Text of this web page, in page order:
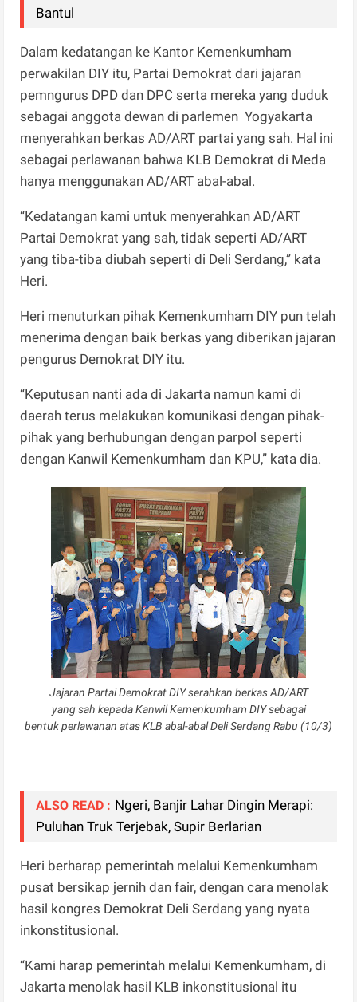
Bantul
Dalam kedatangan ke Kantor Kemenkumham
perwakilan DIY itu, Partai Demokrat dari jajaran
pemngurus DPD dan DPC serta mereka yang duduk
sebagai anggota dewan di parlemen Yogyakarta
menyerahkan berkas AD/ART partai yang sah. Hal ini
sebagai perlawanan bahwa KLB Demokrat di Meda
hanya menggunakan AD/ART abal-abal.
“Kedatangan kami untuk menyerahkan AD/ART
Partai Demokrat yang sah, tidak seperti AD/ART
yang tiba-tiba diubah seperti di Deli Serdang,” kata
Heri.
Heri menuturkan pihak Kemenkumham DIY pun telah
menerima dengan baik berkas yang diberikan jajaran
pengurus Demokrat DIY itu.
“Keputusan nanti ada di Jakarta namun kami di
daerah terus melakukan komunikasi dengan pihak-
pihak yang berhubungan dengan parpol seperti
dengan Kanwil Kemenkumham dan KPU,” kata dia.
Jajaran Partai Demokrat DIY serahkan berkas AD/ART
yang sah kepada Kanwil Kemenkumham DIY sebagai
bentuk perlawanan atas KLB abal-abal Deli Serdang Rabu (10/3)
ALSO READ : Ngeri, Banjir Lahar Dingin Merapi:
Puluhan Truk Terjebak, Supir Berlarian
Heri berharap pemerintah melalui Kemenkumham
pusat bersikap jernih dan fair, dengan cara menolak
hasil kongres Demokrat Deli Serdang yang nyata
inkonstitusional.
“Kami harap pemerintah melalui Kemenkumham, di
Jakarta menolak hasil KLB inkonstitusional itu